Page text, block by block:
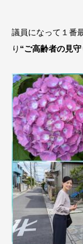
議員になって１番
り “ご高齢者の見